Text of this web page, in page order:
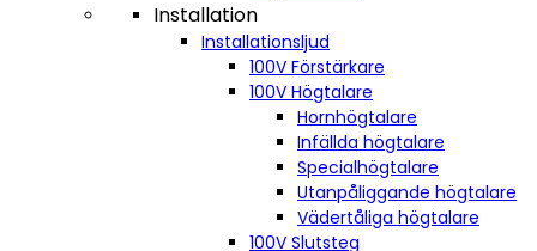
Installation
Installationsljud
100V Förstärkare
100V Högtalare
Hornhögtalare
Infällda högtalare
Specialhögtalare
Utanpåliggande högtalare
Vädertåliga högtalare
100V Slutsteg